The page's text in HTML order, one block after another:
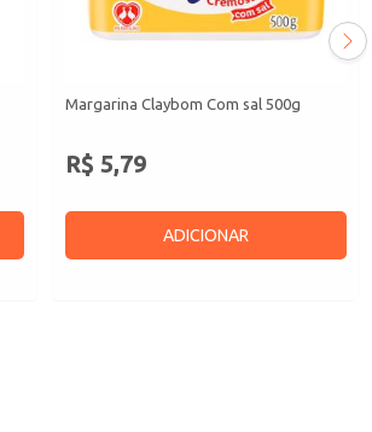
Margarina Claybom Com sal 500g
R$ 5,79
ADICIONAR